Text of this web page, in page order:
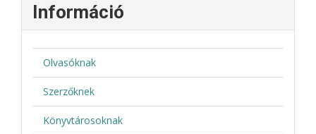
Információ
Olvasóknak
Szerzőknek
Könyvtárosoknak